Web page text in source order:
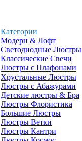
Категории
Модерн & Лофт
Светодиодные Люстры
Классические Свечи
Люстры с Плафонами
Хрустальные Люстры
Люстры с Абажурами
Детские люстры & Бра
Люстры Флористика
Большие Люстры
Люстры Ветки
Люстры Кантри